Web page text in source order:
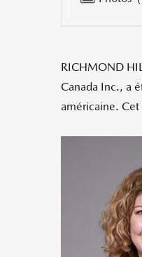
RICHMOND
Canada Inc., a
américaine.